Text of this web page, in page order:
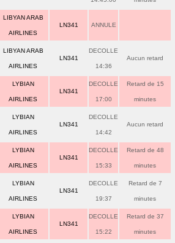
LIBYAN ARAB
AIRLINES
LN341 ANNULE
LIBYAN ARAB
AIRLINES
LN341
DECOLLE
14:36
Aucun retard
LYBIAN
AIRLINES
LN341
DECOLLE
17:00
Retard de 15
minutes
LYBIAN
AIRLINES
LN341
DECOLLE
14:42
Aucun retard
LYBIAN
AIRLINES
LN341
DECOLLE
15:33
Retard de 48
minutes
LYBIAN
AIRLINES
LN341
DECOLLE
19:37
Retard de 7
minutes
LYBIAN
AIRLINES
LN341
DECOLLE
15:22
Retard de 37
minutes